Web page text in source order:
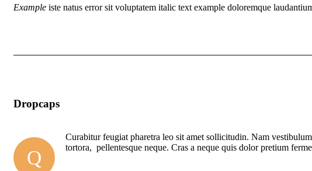
Example iste natus error sit voluptatem italic text example doloremque
Dropcaps
Q
Curabitur feugiat pharetra leo sit amet sollicitudin. Nam
tortora, pellentesque neque. Cras a neque quis dolor pretium